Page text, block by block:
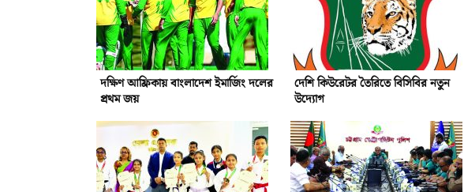
দক্ষিণ আফ্রিকায় বাংলাদেশ ইমার্জিং দলের
প্রথম জয়
দেশি কিউরেটর তৈরিতে বিসিবির নতুন
উদ্যোগ